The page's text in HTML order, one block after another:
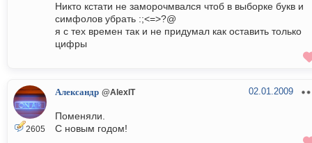
Никто кстати не заморочмвался чтоб в выборке букв и
симфолов убрать :;<=>?@
я с тех времен так и не придумал как оставить только
цифры
2605
Александр @AlexIT 02.01.2009
Поменяли.
С новым годом!